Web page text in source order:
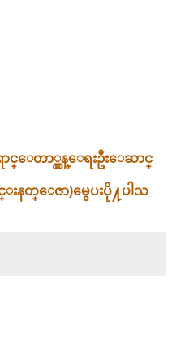
င္ေတာ္လွန္ေရးဦးေဆာင္
နတ္ေဇာ)မွေပးပို႔ပါသ